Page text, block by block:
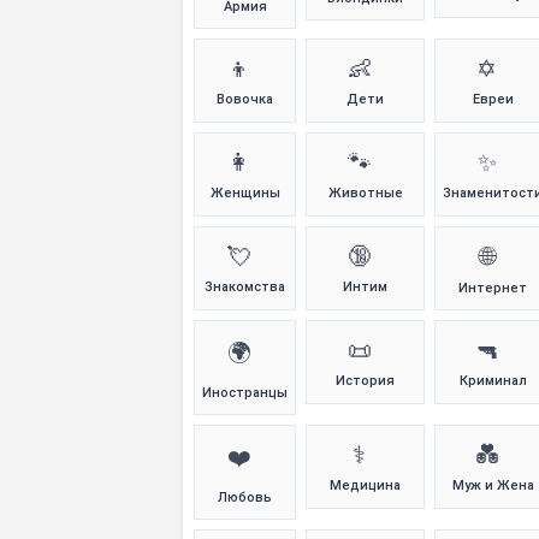
Армия
👦
Вовочка
👶
Дети
✡️
Евреи
👩
Женщины
🐾
Животные
✨
💘
Знакомства
🔞
Интим
🌐
Интернет
🌍
Иностранцы
📜
История
🔫
Криминал
❤️
Любовь
⚕️
Медицина
💑
Муж и Жена